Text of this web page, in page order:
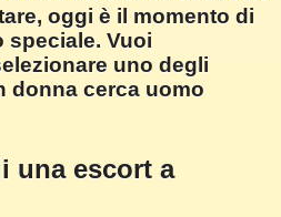
oggi è il momento di
speciale. Vuoi
uno degli
donna cerca uomo
una escort a